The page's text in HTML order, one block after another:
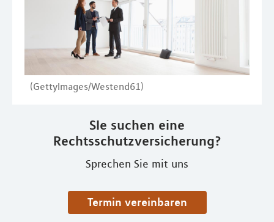
(GettyImages/Westend61)
SIe suchen eine
Rechtsschutzversicherung?
Sprechen Sie mit uns
Termin vereinbaren